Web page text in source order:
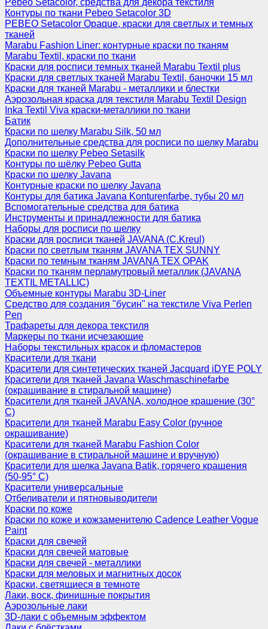
Pebeo Setacolor, средства для декора текстиля
Контуры по ткани Pebeo Setacolor 3D
PEBEO Setacolor Opaque, краски для светлых и темных
тканей
Marabu Fashion Liner: контурные краски по тканям
Marabu Textil, краски по ткани
Краски для росписи темных тканей Marabu Textil plus
Краски для светлых тканей Marabu Textil, баночки 15 мл
Краски для тканей Marabu - металлики и блестки
Аэрозольная краска для текстиля Marabu Textil Design
Inka Textil Viva краски-металлики по ткани
Батик
Краски по шелку Marabu Silk, 50 мл
Дополнительные средства для росписи по шелку Marabu
Краски по шелку Pebeo Setasilk
Контуры по шёлку Pebeo Gutta
Краски по шелку Javana
Контурные краски по шелку Javana
Контуры для батика Javana Konturenfarbe, тубы 20 мл
Вспомогательные средства для батика
Инструменты и принадлежности для батика
Наборы для росписи по шелку
Краски для росписи тканей JAVANA (C.Kreul)
Краски по светлым тканям JAVANA TEX SUNNY
Краски по темным тканям JAVANA TEX OPAK
Краски по тканям перламутровый металлик (JAVANA
TEXTIL METALLIC)
Объемные контуры Marabu 3D-Liner
Средство для создания "бусин" на текстиле Viva Perlen
Pen
Трафареты для декора текстиля
Маркеры по ткани исчезающие
Наборы текстильных красок и фломастеров
Красители для ткани
Красители для синтетических тканей Jacquard iDYE POLY
Красители для тканей Javana Waschmaschinefarbe
(окрашивание в стиральной машине)
Красители для тканей JAVANA, холодное крашение (30°
С)
Красители для тканей Marabu Easy Color (ручное
окрашивание)
Красители для тканей Marabu Fashion Color
(окрашивание в стиральной машине и вручную)
Красители для шелка Javana Batik, горячего крашения
(50-95° С)
Красители универсальные
Отбеливатели и пятновыводители
Краски по коже
Краски по коже и кожзаменителю Cadence Leather Vogue
Paint
Краски для свечей
Краски для свечей матовые
Краски для свечей - металлики
Краски для меловых и магнитных досок
Краски, светящиеся в темноте
Лаки, воск, финишные покрытия
Аэрозольные лаки
3D-лаки с объемным эффектом